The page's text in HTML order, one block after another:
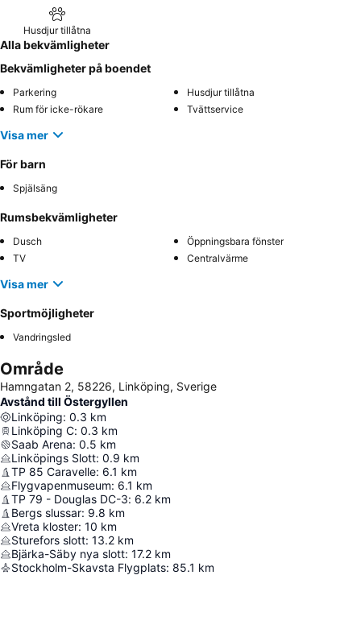
Husdjur tillåtna
Alla bekvämligheter
Bekvämligheter på boendet
Parkering
Husdjur tillåtna
Rum för icke-rökare
Tvättservice
Visa mer
För barn
Spjälsäng
Rumsbekvämligheter
Dusch
Öppningsbara fönster
TV
Centralvärme
Visa mer
Sportmöjligheter
Vandringsled
Område
Hamngatan 2, 58226, Linköping, Sverige
Avstånd till Östergyllen
Linköping: 0.3 km
Linköping C: 0.3 km
Saab Arena: 0.5 km
Linköpings Slott: 0.9 km
TP 85 Caravelle: 6.1 km
Flygvapenmuseum: 6.1 km
TP 79 - Douglas DC-3: 6.2 km
Bergs slussar: 9.8 km
Vreta kloster: 10 km
Sturefors slott: 13.2 km
Bjärka-Säby nya slott: 17.2 km
Stockholm-Skavsta Flygplats: 85.1 km